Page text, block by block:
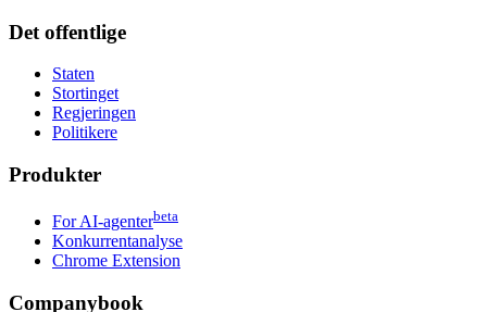
Det offentlige
Staten
Stortinget
Regjeringen
Politikere
Produkter
For AI-agenterbeta
Konkurrentanalyse
Chrome Extension
Companybook